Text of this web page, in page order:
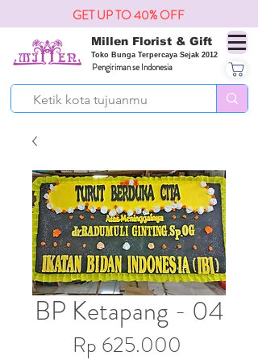
Millen Florist & Gift
Toko Bunga Terpercaya Sejak 2012
Pengiriman se Indonesia
GET UP TO 40% OFF
BP Ketapang - 04
Rp 625.000